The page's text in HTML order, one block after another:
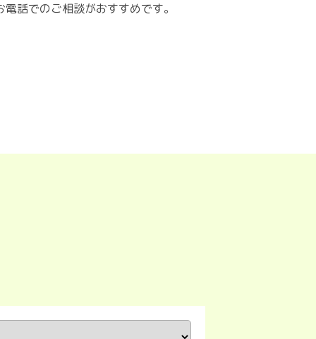
話でのご相談がおすすめです。